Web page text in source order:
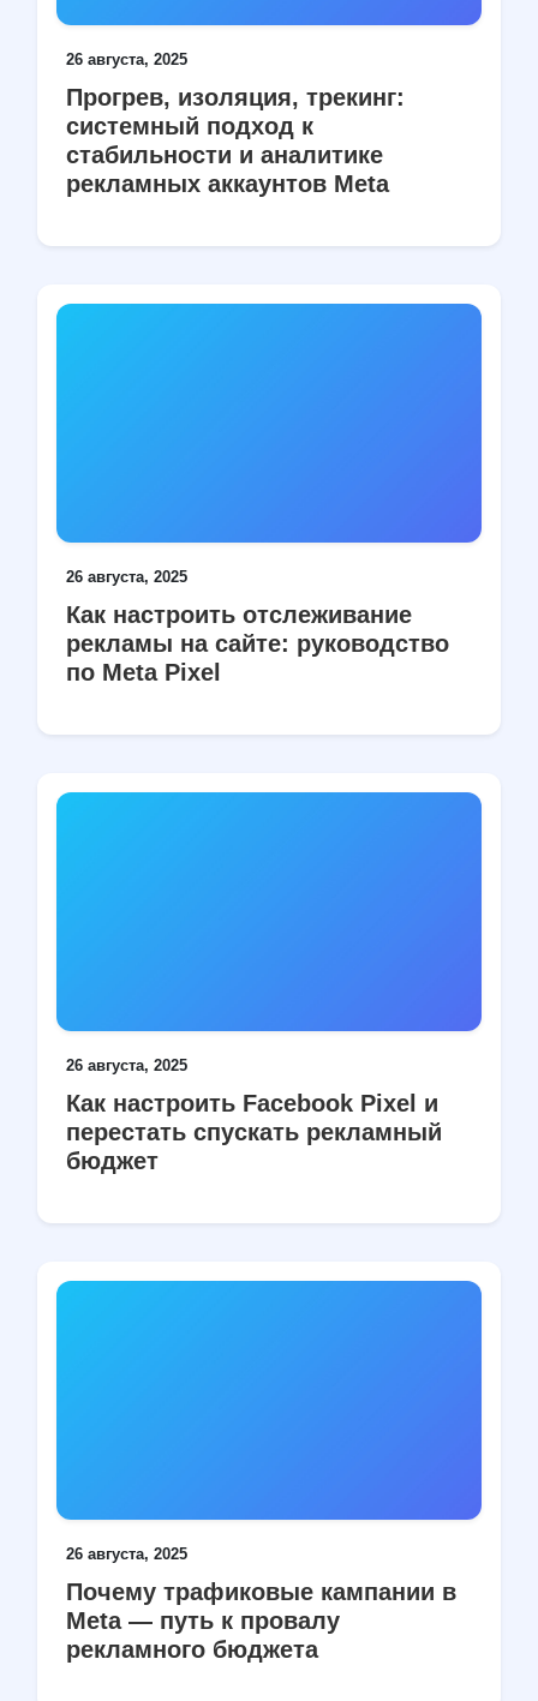
26 августа, 2025
Прогрев, изоляция, трекинг:
системный подход к
стабильности и аналитике
рекламных аккаунтов Meta
26 августа, 2025
Как настроить отслеживание
рекламы на сайте: руководство
по Meta Pixel
26 августа, 2025
Как настроить Facebook Pixel и
перестать спускать рекламный
бюджет
26 августа, 2025
Почему трафиковые кампании в
Meta — путь к провалу
рекламного бюджета